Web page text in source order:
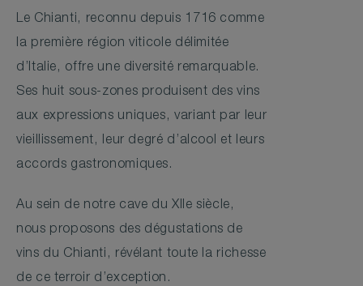
Le Chianti, reconnu depuis 1716 comme
la première région viticole délimitée
d’Italie, offre une diversité remarquable.
Ses huit sous-zones produisent des vins
aux expressions uniques, variant par leur
vieillissement, leur degré d’alcool et leurs
accords gastronomiques.
Au sein de notre cave du XIIe siècle,
nous proposons des dégustations de
vins du Chianti, révélant toute la richesse
de ce terroir d’exception.